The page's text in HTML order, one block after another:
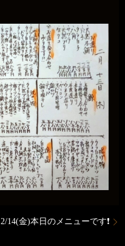
2/14(金)本日のメニューです❗️